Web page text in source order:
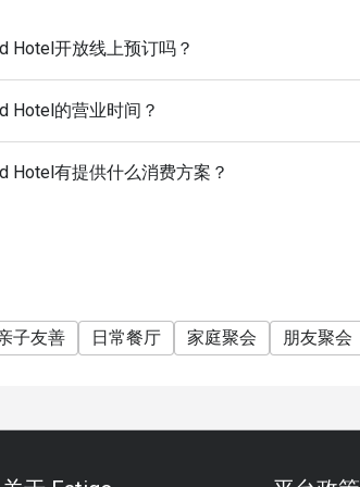
holidays
Dinner, Every Friday and Saturday)
Hotel开放线上预订吗？
Hotel的营业时间？
Hotel有提供什么消费方案？
子友善 日常餐厅 家庭聚会 朋友聚会